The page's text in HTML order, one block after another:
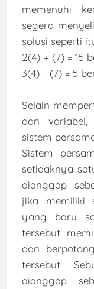
memenuhi
segera
solusi seperti
2(4) + (7) = 15
3(4) - (7) = 5
Selain
dan
sistem
Sistem
setidaknya
dianggap
jika memiliki
yang baru
tersebut
dan
tersebut.
dianggap